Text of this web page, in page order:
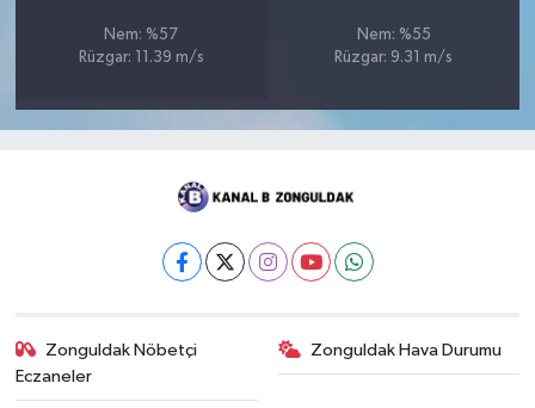
Nem: %57
Rüzgar: 11.39 m/s
Nem: %55
Rüzgar: 9.31 m/s
Zonguldak Nöbetçi
Eczaneler
Zonguldak Hava Durumu